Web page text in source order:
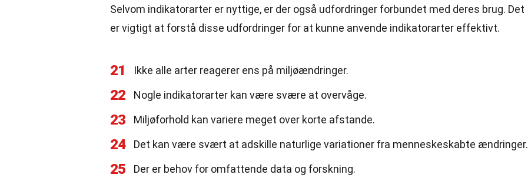
Selvom indikatorarter er nyttige, er der også udfordringer forbundet med deres brug. Det
er vigtigt at forstå disse udfordringer for at kunne anvende indikatorarter effektivt.
21 Ikke alle arter reagerer ens på miljøændringer.
22 Nogle indikatorarter kan være svære at overvåge.
23 Miljøforhold kan variere meget over korte afstande.
24 Det kan være svært at adskille naturlige variationer fra menneskeskabte ændringer.
25 Der er behov for omfattende data og forskning.